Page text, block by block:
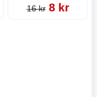
16 kr 8 kr